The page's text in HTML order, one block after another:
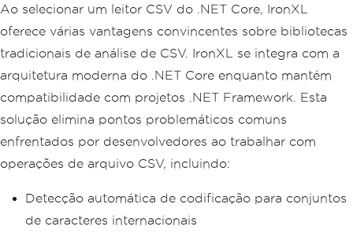
Ao selecionar um leitor CSV do .NET Core, IronXL
oferece várias vantagens convincentes sobre bibliotecas
tradicionais de análise de CSV. IronXL se integra com a
arquitetura moderna do .NET Core enquanto mantém
compatibilidade com projetos .NET Framework. Esta
solução elimina pontos problemáticos comuns
enfrentados por desenvolvedores ao trabalhar com
operações de arquivo CSV, incluindo:
Detecção automática de codificação para conjuntos
de caracteres internacionais